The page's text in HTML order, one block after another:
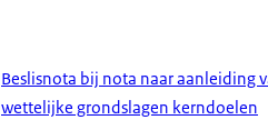
Beslisnota bij nota naar aanleiding
wettelijke grondslagen kerndoelen